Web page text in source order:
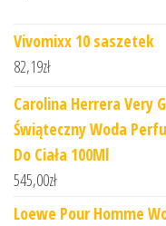
Vivomixx 10 saszetek
82,19zł
Carolina Herrera Very
Świąteczny Woda
Do Ciała 100Ml
545,00zł
Loewe Pour Homme